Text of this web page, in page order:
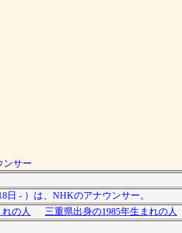
ンサー
日 - ）は、NHKのアナウンサー。
の人
三重県出身の1985年生まれの人